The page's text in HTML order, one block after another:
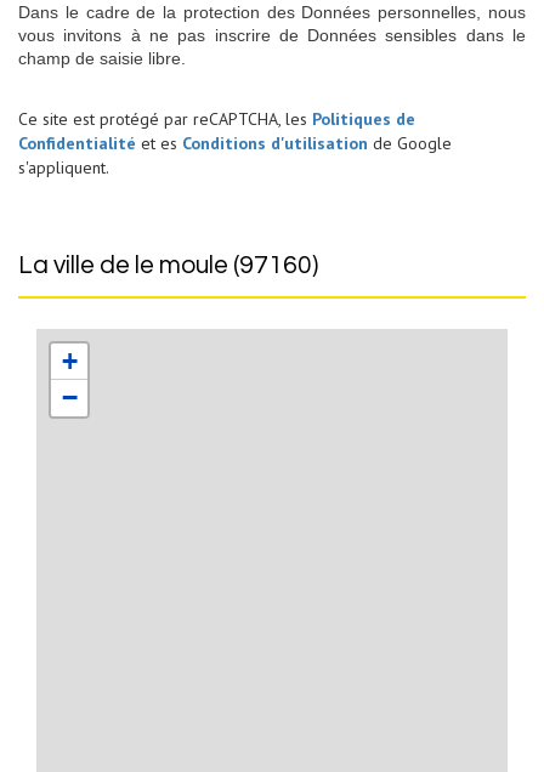
Dans le cadre de la protection des Données personnelles, nous
vous invitons à ne pas inscrire de Données sensibles dans le
champ de saisie libre.
Ce site est protégé par reCAPTCHA, les Politiques de
Confidentialité et es Conditions d'utilisation de Google
s'appliquent.
la ville de le moule (97160)
+
−